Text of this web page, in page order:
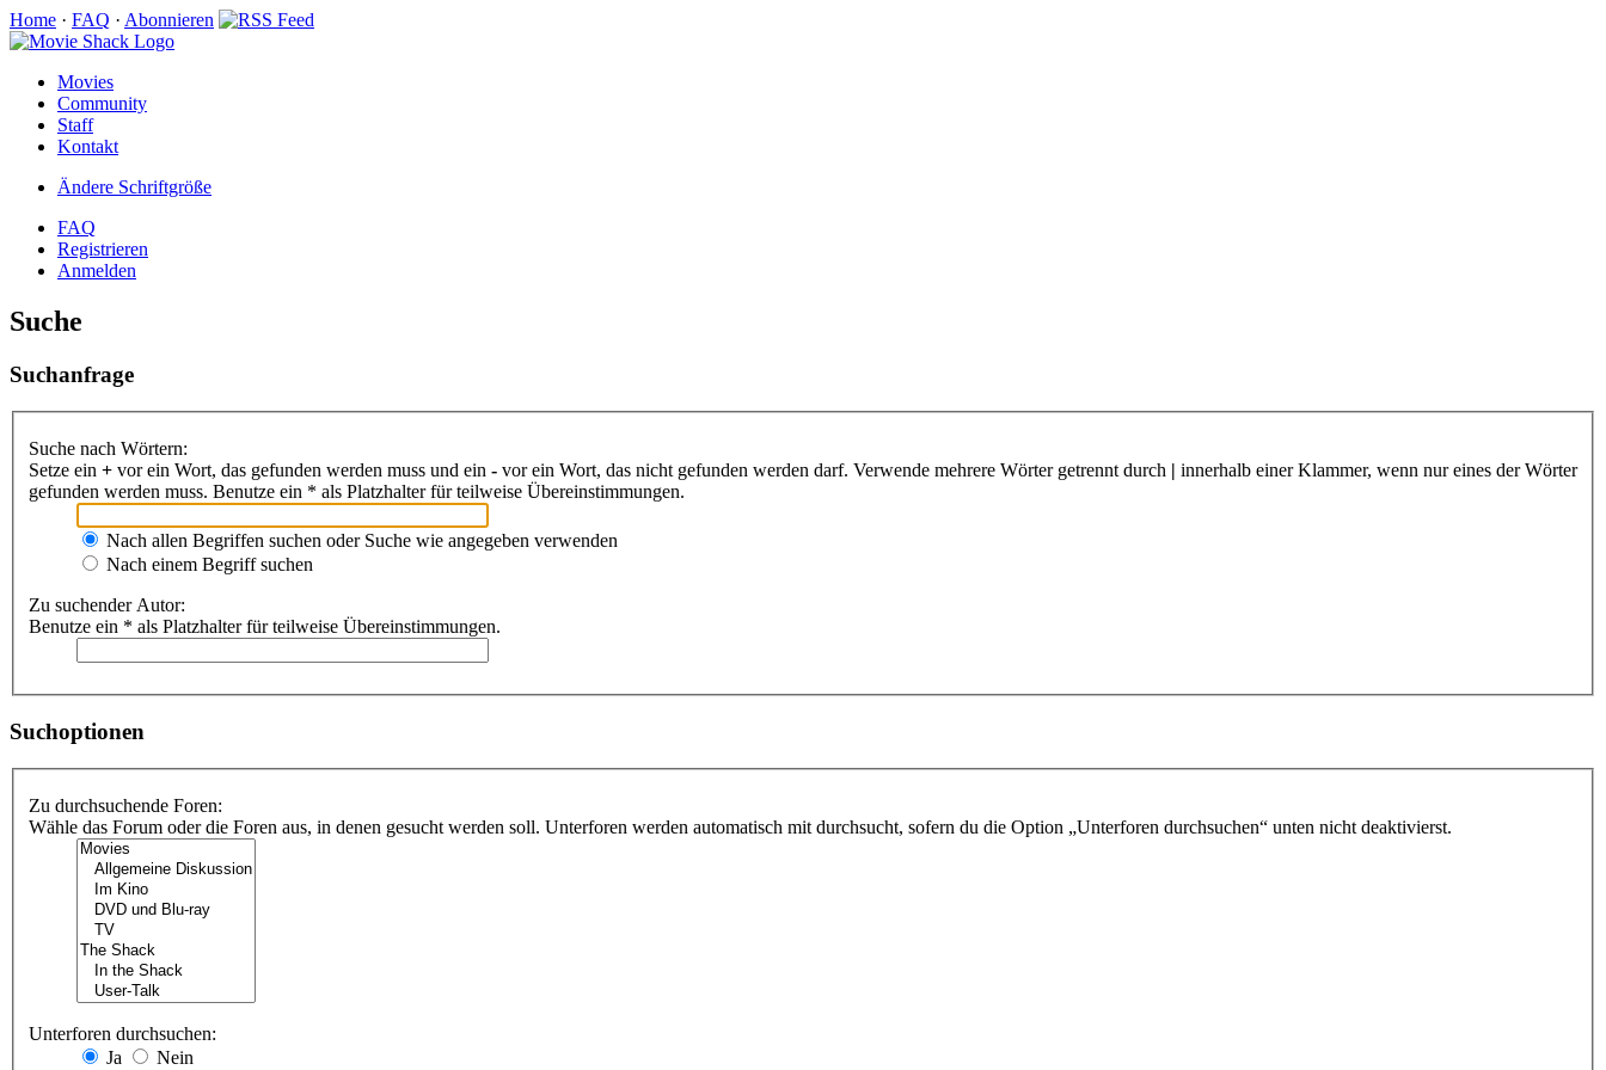
Home · FAQ · Abonnieren
Movies
Community
Staff
Kontakt
Ändere Schriftgröße
FAQ
Registrieren
Anmelden
Suche
Suchanfrage
Suche nach Wörtern:
Setze ein + vor ein Wort, das gefunden werden muss und ein - vor ein Wort, das nicht gefunden werden darf. Verwende mehrere Wörter getrennt durch | innerhalb einer Klammer, wenn nur eines der Wörter
gefunden werden muss. Benutze ein * als Platzhalter für teilweise Übereinstimmungen.
Nach allen Begriffen suchen oder Suche wie angegeben verwenden
Nach einem Begriff suchen
Zu suchender Autor:
Benutze ein * als Platzhalter für teilweise Übereinstimmungen.
Suchoptionen
Zu durchsuchende Foren:
Wähle das Forum oder die Foren aus, in denen gesucht werden soll. Unterforen werden automatisch mit durchsucht, sofern du die Option „Unterforen durchsuchen“ unten nicht deaktivierst.
Unterforen durchsuchen:
Ja
Nein